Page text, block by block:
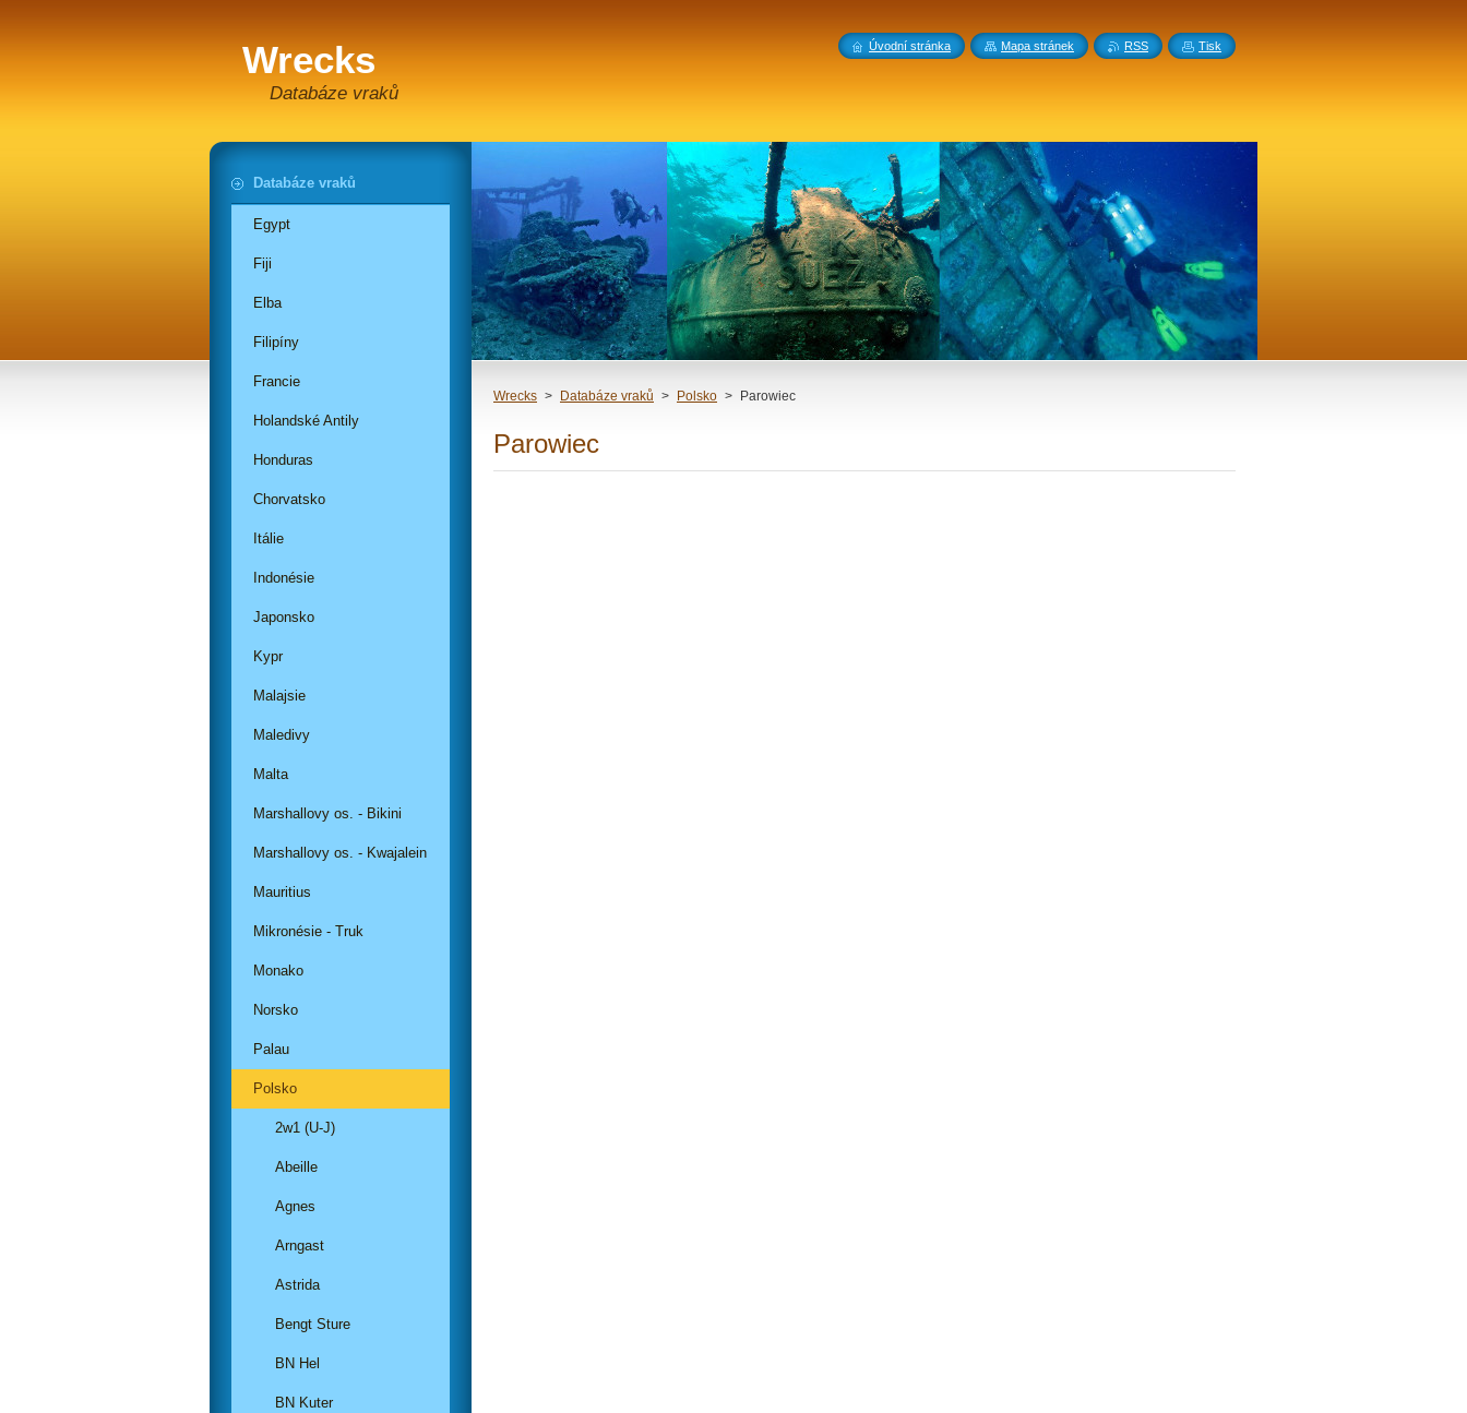
Wrecks
Databáze vraků
Wrecks > Databáze vraků > Polsko > Parowiec
Parowiec
Databáze vraků
Egypt
Fiji
Elba
Filipíny
Francie
Holandské Antily
Honduras
Chorvatsko
Itálie
Indonésie
Japonsko
Kypr
Malajsie
Maledivy
Malta
Marshallovy os. - Bikini
Marshallovy os. - Kwajalein
Mauritius
Mikronésie - Truk
Monako
Norsko
Palau
Polsko
2w1 (U-J)
Abeille
Agnes
Arngast
Astrida
Bengt Sture
BN Hel
BN Kuter
Úvodní stránka Mapa stránek RSS Tisk